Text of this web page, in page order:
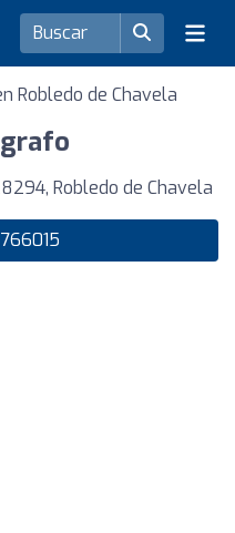
Robledo de Chavela
Robledo de Chavela